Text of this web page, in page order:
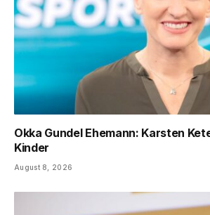
Okka Gundel Ehemann: Karsten
Kinder
August 8, 2026